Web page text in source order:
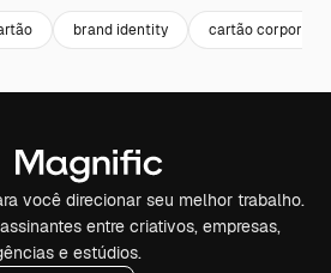
brand identity cartão
você direcionar seu melhor trabalho.
entre criativos, empresas,
e estúdios.